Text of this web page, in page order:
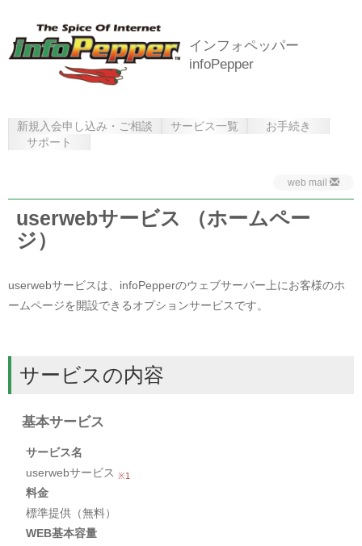
インフォペッパー
infoPepper
新規入会申し込み・ご相談 サービス一覧
お手続き
サポート
web mail
userwebサービス （ホームペー
ジ）
userwebサービスは、infoPepperのウェブサーバー上にお客様のホ
ームページを開設できるオプションサービスです。
サービスの内容
基本サービス
サービス名
userwebサービス ※1
料金
標準提供（無料）
WEB基本容量